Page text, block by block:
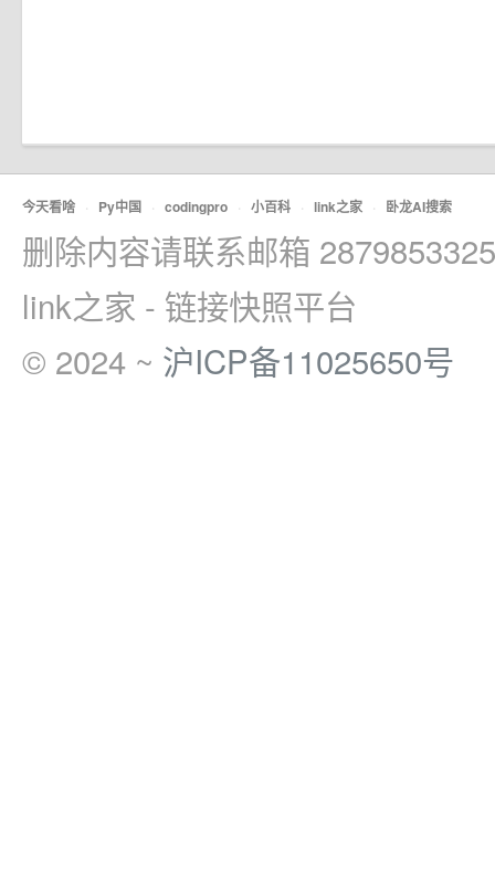
今天看啥 · Py中国 · codingpro · 小百科 · link之家 · 卧龙AI搜索
删除内容请联系邮箱
link之家 - 链接快照平台
© 2024 ~ 沪ICP备11025650号